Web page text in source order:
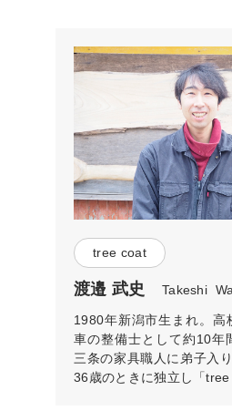
tree coat
渡邉 武史 Takeshi
1980年新潟市生まれ。高
車の整備士として約10年
三条の家具職人に弟子入
36歳のときに独立し「tree